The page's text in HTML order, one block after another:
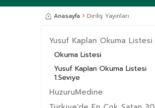
Anasayfa Diriliş Yayınları
Yusuf Kaplan Okuma Listesi
Okuma Listesi
Yusuf Kaplan Okuma Listesi
1.Seviye
HuzuruMedine